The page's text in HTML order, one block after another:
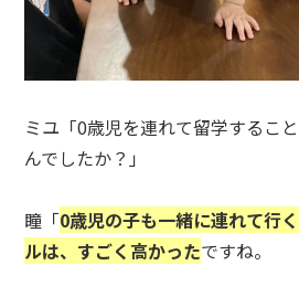
ミユ「0歳児を連れて留学するこ
んでしたか？」
瞳「0歳児の子も一緒に連れて行
ルは、すごく高かったですね。